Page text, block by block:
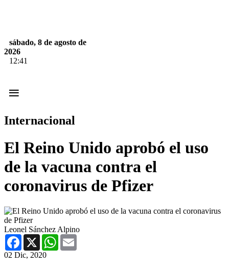
sábado, 8 de agosto de
2026
12:41
≡
Internacional
El Reino Unido aprobó el uso
de la vacuna contra el
coronavirus de Pfizer
Leonel Sánchez Alpino
Facebook
X WhatsApp
02 Dic, 2020